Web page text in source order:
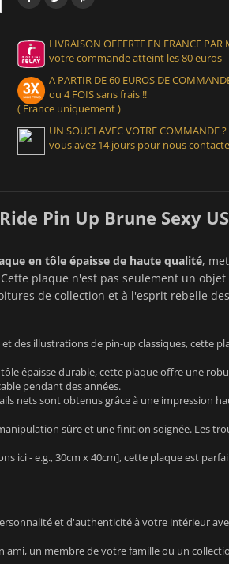
LIVRAISON OFFERTE EN FRANCE
votre commande atteint les 80 euros
A PARTIR DE 60 EUROS DE
ou 4 FOIS sans frais !!
( France uniquement )
UN SOUCI AVEC VOTRE COMMANDE ?
vous avez 14 jours pour nous
Pin Up Brune Sexy
en tôle épaisse de haute qualité,
plaque n'est pas seulement un
de collection et à l'esprit rebelle
des illustrations de pin-up classiques, cette
épaisse durable, cette plaque offre une
pendant des années.
nets sont obtenus grâce à une impression
sûre et une finition soignée. Les
ici - e.g., 30cm x 40cm], cette plaque est
et d'authenticité à votre intérieur
ami, un membre de votre famille ou un